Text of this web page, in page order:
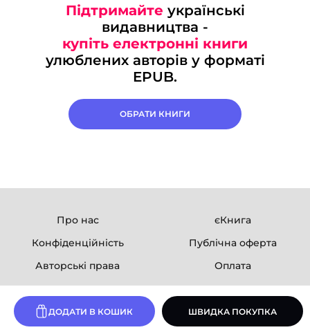
ДОДАТИ В КОШИК ШВИДКА ПОКУПКА
Підтримайте українські
видавництва -
купіть електронні книги
улюблених авторів у форматі
EPUB.
ОБРАТИ КНИГИ
Про нас
єКнига
Конфіденційність
Публічна оферта
Авторські права
Оплата